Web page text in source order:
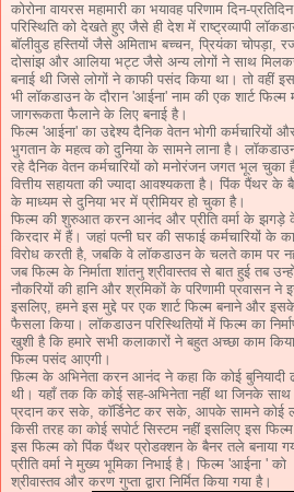
कोरोना वायरस महामारी का भयावह परिणाम दिन-
परिस्थिति को देखते हुए जैसे ही देश में राष्ट्रव्यापी
बॉलीवुड हस्तियों जैसे अमिताभ बच्चन, प्रियंका चोपड़ा,
दोसांझ और आलिया भट्ट जैसे अन्य लोगों ने साथ
बनाई थी जिसे लोगों ने काफी पसंद किया था। तो वहीं
भी लॉकडाउन के दौरान 'आईना' नाम की एक शार्ट
जागरूकता फैलाने के लिए बनाई है।
फिल्म 'आईना' का उद्देश्य दैनिक वेतन भोगी कर्मचारियों
भुगतान के महत्व को दुनिया के सामने लाना है।
रहे दैनिक वेतन कर्मचारियों को मनोरंजन जगत भूल
वित्तीय सहायता की ज्यादा आवश्यकता है। पिंक पैंथर
के माध्यम से दुनिया भर में प्रीमियर हो चुका है।
फिल्म की शुरुआत करन आनंद और प्रीति वर्मा के झगड़े
किरदार में हैं। जहां पत्नी घर की सफाई कर्मचारियों के
विरोध करती है, जबकि वे लॉकडाउन के चलते काम पर
जब फिल्म के निर्माता शांतनु श्रीवास्तव से बात हुई तब
नौकरियों की हानि और श्रमिकों के परिणामी प्रवासन ने
इसलिए, हमने इस मुद्दे पर एक शार्ट फिल्म बनाने और
फैसला किया। लॉकडाउन परिस्थितियों में फिल्म का
खुशी है कि हमारे सभी कलाकारों ने बहुत अच्छा काम
फिल्म पसंद आएगी।
फ़िल्म के अभिनेता करन आनंद ने कहा कि कोई बुनियादी
थी। यहाँ तक कि कोई सह-अभिनेता नहीं था जिनके
प्रदान कर सके, कॉर्डिनेट कर सके, आपके सामने कोई
किसी तरह का कोई सपोर्ट सिस्टम नहीं इसलिए इस
इस फिल्म को पिंक पैंथर प्रोडक्शन के बैनर तले
प्रीति वर्मा ने मुख्य भूमिका निभाई है। फिल्म 'आईना ' को
श्रीवास्तव और करण गुप्ता द्वारा निर्मित किया गया है।